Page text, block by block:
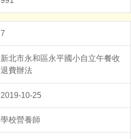
7
新北市永和區永平國小自立午餐收
退費辦法
2019-10-25
學校營養師